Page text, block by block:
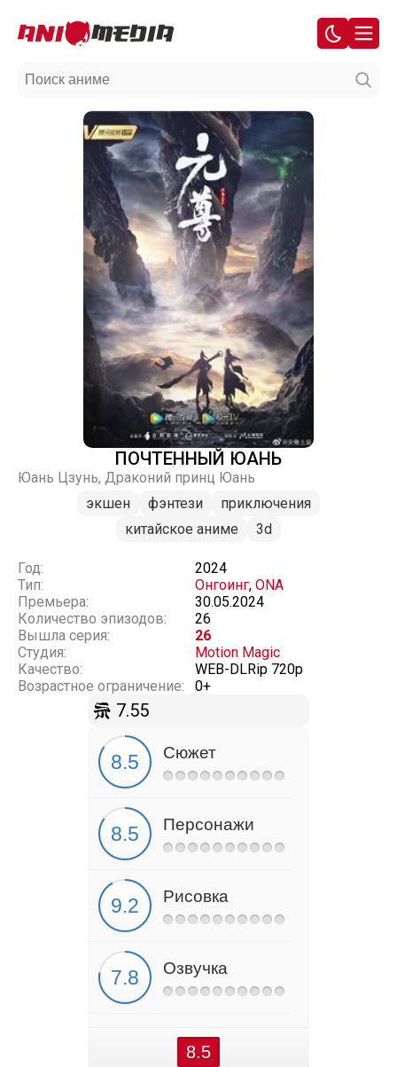
ПОЧТЕННЫЙ ЮАНЬ
Юань Цзунь, Драконий принц Юань
экшен
фэнтези
приключения
китайское аниме
3d
Год:
2024
Тип:
Онгоинг, ONA
Премьера:
30.05.2024
Количество эпизодов:
26
Вышла серия:
26
Студия:
Motion Magic
Качество:
WEB-DLRip 720p
Возрастное ограничение:
0+
7.55
Сюжет
Персонажи
Рисовка
Озвучка
8.5